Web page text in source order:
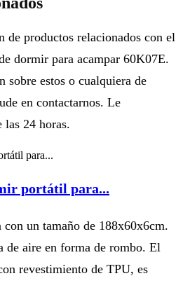
de productos relacionados con el
dormir para acampar 60K07E.
sobre estos o cualquiera de
en contactarnos. Le
las 24 horas.
portátil para...
un tamaño de 188x60x6cm.
de aire en forma de rombo. El
revestimiento de TPU, es